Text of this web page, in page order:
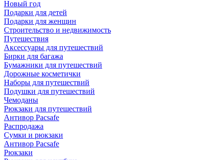
Новый год
Подарки для детей
Подарки для женщин
Строительство и недвижимость
Путешествия
Аксессуары для путешествий
Бирки для багажа
Бумажники для путешествий
Дорожные косметички
Наборы для путешествий
Подушки для путешествий
Чемоданы
Рюкзаки для путешествий
Антивор Pacsafe
Распродажа
Сумки и рюкзаки
Антивор Pacsafe
Рюкзаки